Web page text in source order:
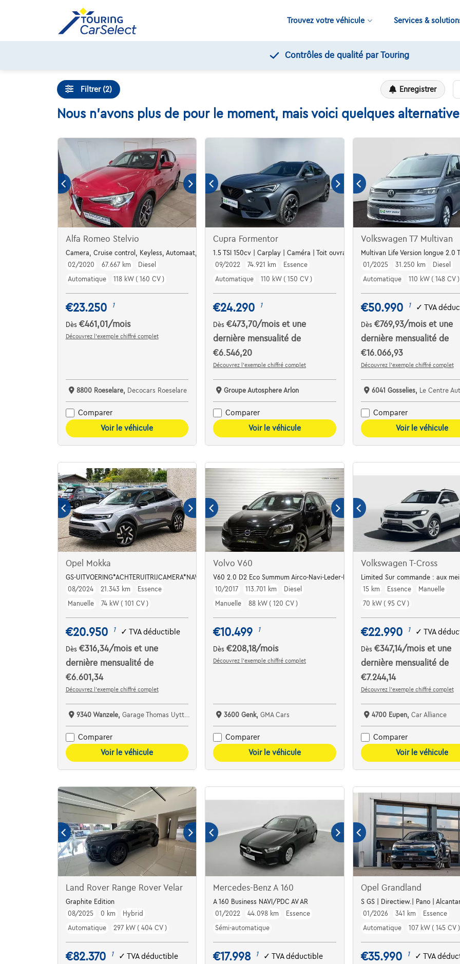
Trouvez votre véhicule Services &
Contrôles de qualité par Touring
Filtrer (2) Enregistrer
Nous n'avons plus de pour le moment, mais voici quelques
Alfa Romeo Stelvio
Camera, Cruise control, Keyless, Automaat, Half leder/half stof, Park Assist
02/2020
67.667 km
Diesel
Automatique
118 kW ( 160 CV )
€23.250 1
Dès €461,01 /mois
Découvrez l’exemple chiffré complet
8800 Roeselare, Decocars Roeselare
Comparer
Voir le véhicule
Cupra Formentor
1.5 TSI 150cv | Carplay | Caméra | Toit ouvrant | GPS
09/2022
74.921 km
Essence
Automatique
110 kW ( 150 CV )
€24.290 1
Dès€473,70/moiset une
dernière mensualité de
€6.546,20
Découvrez l’exemple chiffré complet
Groupe Autosphere Arlon
Comparer
Voir le véhicule
Volkswagen T7 Multivan
Multivan Life Version longue 2.0
01/2025
31.250 km
Diesel
Automatique
110 kW ( 148 CV )
€50.990 1 ✓ TVA
Dès €769,93/mois et une
dernière mensualité de
€16.066,93
Découvrez l’exemple chiffré complet
6041 Gosselies, Le Centre
Comparer
Voir le véhicule
Opel Mokka
GS-UITVOERING*ACHTERUITRIJCAMERA*NAVIGATIE*
08/2024
21.343 km
Essence
Manuelle
74 kW ( 101 CV )
€20.950 1 ✓ TVA déductible
Dès €316,34/mois et une
dernière mensualité de
€6.601,34
Découvrez l’exemple chiffré complet
9340 Wanzele, Garage Thomas Uyttendaele
Comparer
Voir le véhicule
Volvo V60
V60 2.0 D2 Eco Summum Airco-Navi-Leder-PDC-Garantie
10/2017
113.701 km
Diesel
Manuelle
88 kW ( 120 CV )
€10.499 1
Dès€208,18/mois
Découvrez l’exemple chiffré complet
3600 Genk,GMA Cars
Comparer
Voir le véhicule
Volkswagen T-Cross
Limited Sur commande : aux
15 km
Essence
Manuelle
70 kW ( 95 CV )
€22.990 1 ✓ TVA
Dès €347,14/mois et une
dernière mensualité de
€7.244,14
Découvrez l’exemple chiffré complet
4700 Eupen, Car Alliance
Comparer
Voir le véhicule
Land Rover Range Rover Velar
Graphite Edition
08/2025
0 km
Hybrid
Automatique
297 kW ( 404 CV )
€82.370 1 ✓ TVA déductible
Mercedes-Benz A 160
A 160 Business NAVI/PDC AV AR
01/2022
44.098 km
Essence
Sémi-automatique
€17.998 1 ✓TVA déductible
Opel Grandland
S GS | Directiew.| Pano |
01/2026
341 km
Essence
Automatique
107 kW ( 145 CV )
€35.990 1 ✓ TVA